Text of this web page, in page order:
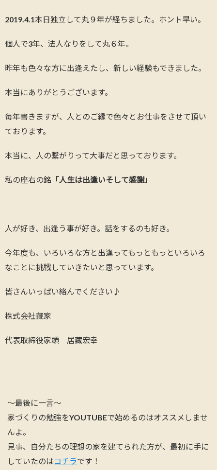
2019.4.1本日独立して丸９年が経ちました。ホント早い。
個人で3年、法人なりをして丸６年。
昨年も色々な方に出逢えたし、新しい経験もできました。
本当にありがとうございます。
毎年書きますが、人とのご縁で色々とお仕事をさせて頂い
ております。
本当に、人の繋がりって大事だと思っております。
私の座右の銘 「人生は出逢いそして感謝」
人が好き、出逢う事が好き。話をするのも好き。
今年度も、いろいろな方と出逢ってもっともっといろいろ
なことに挑戦していきたいと思っています。
皆さんいっぱい絡んでください♪
株式会社藏家
代表取締役家頭 居藏宏幸
～最後に一言～
家づくりの勉強をYOUTUBEで始めるのはオススメしませ
んよ。
見事、自分たちの理想の家を建てられた方が、最初に手に
していたのはコチラです！